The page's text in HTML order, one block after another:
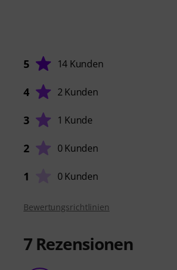
5 14 Kunden
4 2 Kunden
3 1 Kunde
2 0 Kunden
1 0 Kunden
Bewertungsrichtlinien
7 Rezensionen